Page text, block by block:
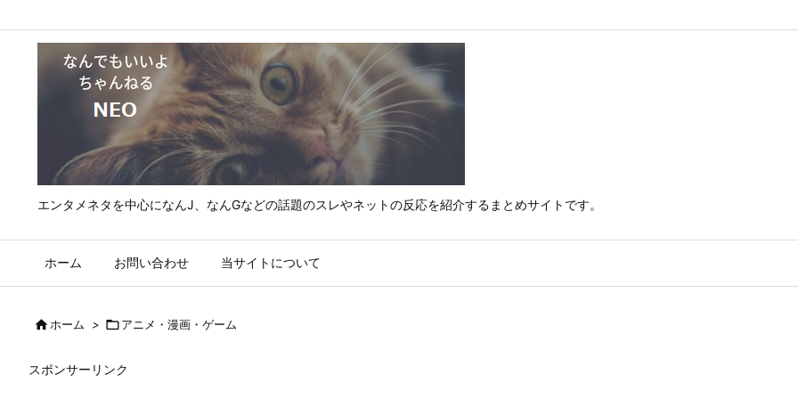
エンタメネタを中心になんJ、なんGなどの話題のスレやネットの反応を紹介するまとめサイトです。
ホーム お問い合わせ 当サイトについて
ホーム > アニメ・漫画・ゲーム
スポンサーリンク